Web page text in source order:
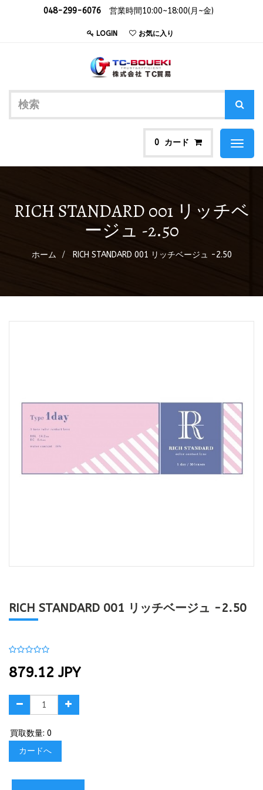
048-299-6076 営業時間10:00~18:00(月~金)
LOGIN お気に入り
0 カード
Toggle
RICH STANDARD 001 リッチベ
ージュ -2.50
ホーム RICH STANDARD 001 リッチベージュ -2.50
RICH STANDARD 001 リッチベージュ -2.50
879.12 JPY
買取数量: 0
カードへ